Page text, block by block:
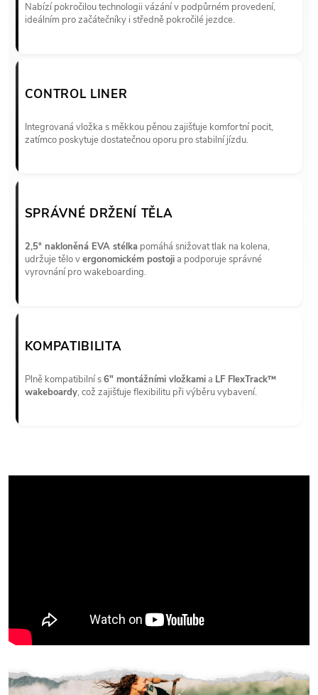
Nabízí pokročilou technologii vázání v podpůrném provedení,
ideálním pro začátečníky i středně pokročilé jezdce.
CONTROL LINER
Integrovaná vložka s měkkou pěnou zajišťuje komfortní pocit,
zatímco poskytuje dostatečnou oporu pro stabilní jízdu.
SPRÁVNÉ DRŽENÍ TĚLA
2,5° nakloněná EVA stélkapomáhá snižovat tlak na kolena,
udržuje tělo vergonomickém postojia podporuje správné
vyrovnání pro wakeboarding.
KOMPATIBILITA
Plně kompatibilní s6" montážními vložkamia LF FlexTrack™
wakeboardy, což zajišťuje flexibilitu při výběru vybavení.